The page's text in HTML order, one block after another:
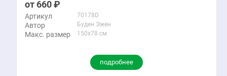
660
Артикул 70178D
Автор Буден Эжен
Макс. размер 150x78 см
подробнее